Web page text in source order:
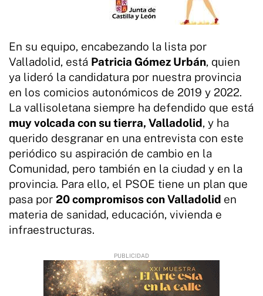
En su equipo, encabezando la lista por
Valladolid, está Patricia Gómez Urbán, quien
ya lideró la candidatura por nuestra provincia
en los comicios autonómicos de 2019 y 2022.
La vallisoletana siempre ha defendido que está
muy volcada con su tierra, Valladolid, y ha
querido desgranar en una entrevista con este
periódico su aspiración de cambio en la
Comunidad, pero también en la ciudad y en la
provincia. Para ello, el PSOE tiene un plan que
pasa por 20 compromisos con Valladolid en
materia de sanidad, educación, vivienda e
infraestructuras.